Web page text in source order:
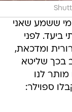
מי ששמע שאני
ביעד. לפני
ומדכאת,
בכך שליטא
לנו
ספוילר: